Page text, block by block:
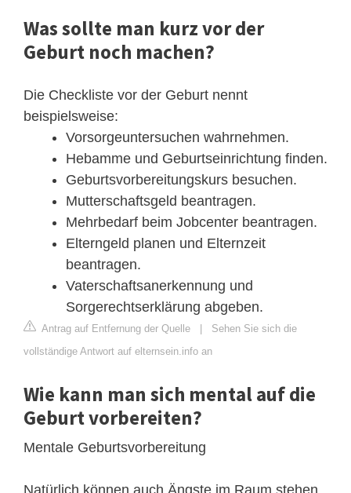
Was sollte man kurz vor der
Geburt noch machen?
Die Checkliste vor der Geburt nennt
beispielsweise:
Vorsorgeuntersuchen wahrnehmen.
Hebamme und Geburtseinrichtung finden.
Geburtsvorbereitungskurs besuchen.
Mutterschaftsgeld beantragen.
Mehrbedarf beim Jobcenter beantragen.
Elterngeld planen und Elternzeit
beantragen.
Vaterschaftsanerkennung und
Sorgerechtserklärung abgeben.
Antrag auf Entfernung der Quelle | Sehen Sie sich die
vollständige Antwort auf elternsein.info an
Wie kann man sich mental auf die
Geburt vorbereiten?
Mentale Geburtsvorbereitung
Natürlich können auch Ängste im Raum stehen